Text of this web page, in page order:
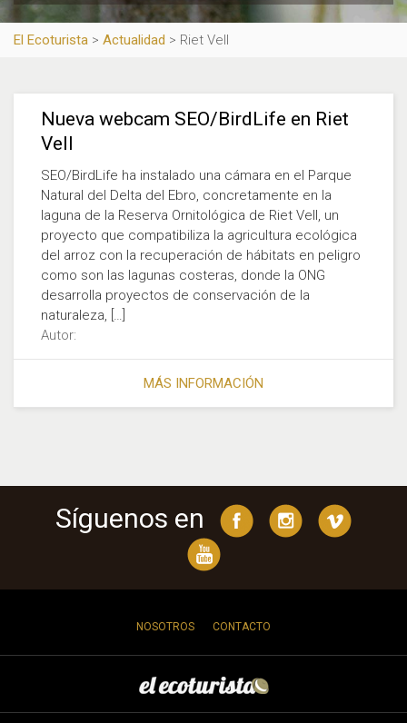
El Ecoturista > Actualidad > Riet Vell
Nueva webcam SEO/BirdLife en Riet
Vell
SEO/BirdLife ha instalado una cámara en el Parque
Natural del Delta del Ebro, concretamente en la
laguna de la Reserva Ornitológica de Riet Vell, un
proyecto que compatibiliza la agricultura ecológica
del arroz con la recuperación de hábitats en peligro
como son las lagunas costeras, donde la ONG
desarrolla proyectos de conservación de la
naturaleza, […]
Autor:
MÁS INFORMACIÓN
Síguenos en
NOSOTROS CONTACTO